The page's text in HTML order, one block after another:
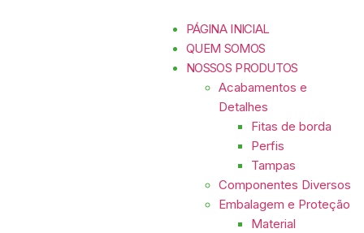
PÁGINA INICIAL
QUEM SOMOS
NOSSOS PRODUTOS
Acabamentos e
Detalhes
Fitas de borda
Perfis
Tampas
Componentes Diversos
Embalagem e Proteção
Material